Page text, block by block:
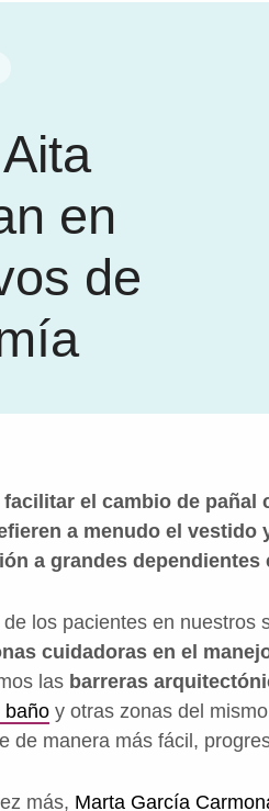
en
de
el cambio de
a menudo el
a grandes dependientes
los pacientes en nuestros
cuidadoras en el
las barreras
baño y otras zonas del
de manera más fácil,
más, Marta García